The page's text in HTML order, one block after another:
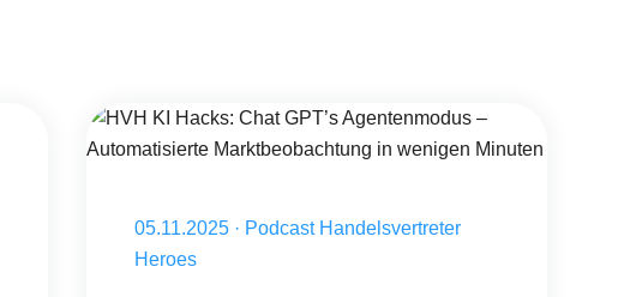
Veröffentlicht am 05.11.2025
05.11.2025 · Podcast Handelsvertreter
Heroes